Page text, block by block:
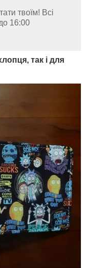
твоїм! Всі
16:00
так і для